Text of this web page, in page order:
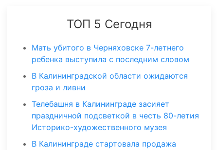
ТОП 5 Сегодня
Мать убитого в Черняховске 7-летнего
ребенка выступила с последним словом
В Калининградской области ожидаются
гроза и ливни
Телебашня в Калининграде засияет
праздничной подсветкой в честь 80-летия
Историко-художественного музея
В Калининграде стартовала продажа